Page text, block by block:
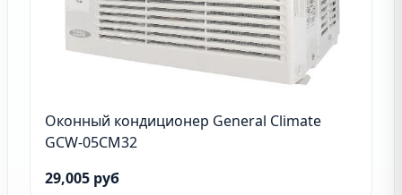
Оконный кондиционер General Climate
GCW-05CM32
29,005 руб